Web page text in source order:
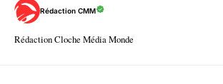
Rédaction CMM
Rédaction Cloche Média Monde